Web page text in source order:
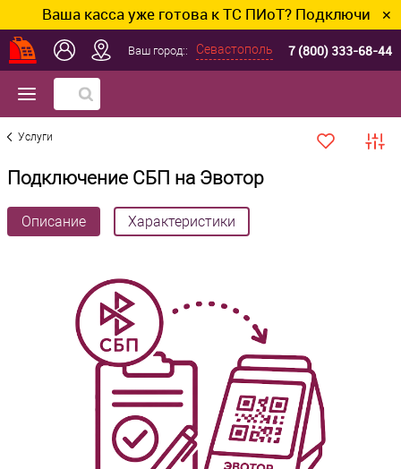
Ваша касса уже готова к ТС ПИоТ? Подключим и ✕
Ваш город:: Севастополь 7 (800) 333-68-44
Услуги
Подключение СБП на Эвотор
Описание Характеристики